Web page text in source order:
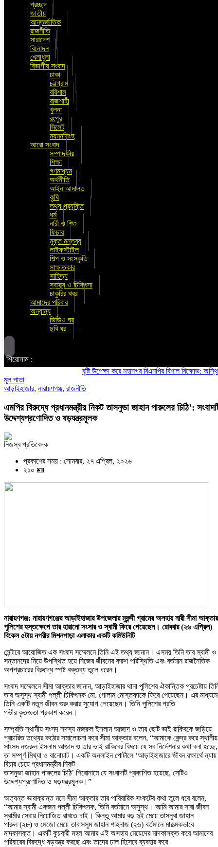
প্রচ্ছদ
জাতীয়
আন্তর্জাতিক
রাজনীতি
সারাদেশ
বিনোদন
খেলাধুলা
বিভাগীয় সংবাদ
ঢাকা
চট্টগ্রাম
বরিশাল
রাজশাহী
খুলনা
রংপুর
সিলেট
ময়মনসিংহ
আরো সংবাদ
সম্পাদকীয়
শিক্ষা
গণমাধ্যম
অর্থনীতি
আইন আদালত
কৃষি
তথ্য প্রযুক্তি
ধর্ম
নারী ও শিশু
ফিচার
মুক্ত মন্তব্য
লাইফস্টাইল
শিল্প ও সংস্কৃতি
সাক্ষাতকার
সাহিত্য
স্বাস্থ্য ও চিকিৎসা
চাকুরির খবর
আমাদের পরিবার
অন্যান্য
ভিডিও ঘর
ছবি ঘর
শিরোনাম :
বৃষ্টি উপেক্ষা করে মহানগর বিএনপির বিশাল বিক্ষোভ:
মূল পাতা
আড়াইহাজার, নারায়ণগঞ্জ, রাজনীতি
এমপির বিরুদ্ধে প্রধানমন্ত্রীর নিকট তাসনুভা জাহান পারুলের চিঠি’:
উদ্দেশ্যপ্রণোদিত ও ষড়যন্ত্রমূলক
নিজস্ব প্রতিবেদক
প্রকাশের সময় : সোমবার, ২৭ এপ্রিল, ২০২৬
২১০ 🪪
নারায়ণগঞ্জ: নারায়ণগঞ্জের আড়াইহাজার উপজেলার মুকন্দী গ্রামের অসহায় নারী সীমা আক্তার
পুলিশের হস্তক্ষেপে তার হারানো সংসার ও স্বামী ফিরে পেয়েছেন। রোববার (২৬ এপ্রিল)
বিকেল ৫টায় নগরীর মিশনপাড়া এলাকার একটি কমিউনিটি
সেন্টারে আয়োজিত এক সংবাদ সম্মেলনে তিনি এই তথ্য জানান। এসময় তিনি তার স্বামী ও
সন্তানদের নিয়ে উপস্থিত হয়ে নিজের জীবনের করুণ পরিস্থিতি এবং বর্তমান রাজনৈতিক
অপপ্রচারের বিরুদ্ধে স্পষ্ট বক্তব্য তুলে ধরেন।
সংবাদ সম্মেলনে সীমা আক্তার জানান, আড়াইহাজার থানা পুলিশের ঐকান্তিক প্রচেষ্টায়
তার অসুস্থ স্বামী পল্লী চিকিৎসক মো. গোলাম মোস্তফাকে ফিরে পেয়েছেন। এর মাধ্যমে
তিনি একটি নতুন জীবন শুরু করার সুযোগ পেয়েছেন। তিনি পুলিশের প্রতি
গভীর কৃতজ্ঞতা প্রকাশ করেন।
সম্প্রতি স্থানীয় সংসদ সদস্য নজরুল ইসলাম আজাদ ও তার ছোট ভাই রাকিবকে জড়িয়ে
প্রচারিত তথ্যের কঠোর সমালোচনা করে সীমা আক্তার বলেন, “আমাকে কেন্দ্র করে স্থানীয়
সাংসদ নজরুল ইসলাম আজাদ ও তার ভাই রাকিবের বিষয়ে যে সব নির্দেশনার কথা বলা হচ্ছে,
তা সম্পূর্ণ মিথ্যা ও বানোয়াট। একটি অনলাইন পোর্টালে ‘আড়াইহাজারে জীবন রক্ষার্থে ন্যায়
বিচার চেয়ে প্রধানমন্ত্রীর নিকট
তাসনুভা জাহান পারুলের চিঠি’ শিরোনামে যে সংবাদটি প্রকাশিত হয়েছে, সেটিও
উদ্দেশ্যপ্রণোদিত ও ষড়যন্ত্রমূলক।”
অত্যন্ত ভারাক্রান্ত মনে সীমা আক্তার তার পারিবারিক সংকটের কথা তুলে ধরে বলেন,
“আমার স্বামী একজন পল্লী চিকিৎসক, তিনি বর্তমানে অসুস্থ। আমি আমার সারা জীবন
স্বামীর সেবায় নিয়োজিত রাখতে চাই। কিন্তু আমার বড় দুই মেয়ে তাসনুবা জাহান
পারুল (২৮) ও মেজো মেয়ে তাবাসসুম জাহান শাহনাজ (২৬) বর্তমানে মারাত্মকভাবে
মাদকাসক্ত। একটি কুচক্রী মহল আমার এই অসহায় মেয়েদের মাদকাসক্ত করে আমাদের
পরিবারের বিরুদ্ধে ষড়যন্ত্র করছে এবং তাদের ঢাল হিসেবে ব্যবহার করে